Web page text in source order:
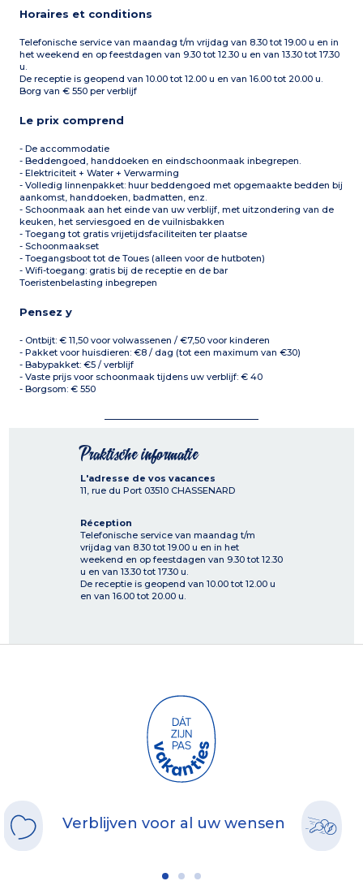
aankomst)
- 1 tweepersoonsbed
- 1 slaapbank 140*190
- 1 onderschuifbed 90*190
Sanitaire voorzieningen
(handdoeken aanwezig):
Douche, aparte wc,
wastafel
tuinmeubilair
(bestek, glas, bord, kom,
koekenpan, flesopener),
magnetron, koelkast,
spoelbak, elektrische
kookplaat, tafel
1 slaapkamer (beddengoed
en bedden opgemaakt bij
- 1 tweepersoonsbed
160*190
- 1 onderschuifbed 90*190
Sanitaire voorzieningen
(handdoeken aanwezig):
Douche, aparte wc,
wastafel
Een terras van 8m² met
tuinmeubilair
Horaires et conditions
Telefonische service van maandag t/m vrijdag van 8.30 tot 19.00 u en in
het weekend en op feestdagen van 9.30 tot 12.30 u en van 13.30 tot 17.30
u.
De receptie is geopend van 10.00 tot 12.00 u en van 16.00 tot 20.00 u.
Borg van € 550 per verblijf
Le prix comprend
- De accommodatie
- Beddengoed, handdoeken en eindschoonmaak inbegrepen.
- Elektriciteit + Water + Verwarming
- Volledig linnenpakket: huur beddengoed met opgemaakte bedden bij
aankomst, handdoeken, badmatten, enz.
- Schoonmaak aan het einde van uw verblijf, met uitzondering van de
keuken, het serviesgoed en de vuilnisbakken
- Toegang tot gratis vrijetijdsfaciliteiten ter plaatse
- Schoonmaakset
- Toegangsboot tot de Toues (alleen voor de hutboten)
- Wifi-toegang: gratis bij de receptie en de bar
Toeristenbelasting inbegrepen
Pensez y
- Ontbijt: € 11,50 voor volwassenen / €7,50 voor kinderen
- Pakket voor huisdieren: €8 / dag (tot een maximum van €30)
- Babypakket: €5 / verblijf
- Vaste prijs voor schoonmaak tijdens uw verblijf: € 40
- Borgsom: € 550
Praktische informatie
L'adresse de vos vacances
11, rue du Port 03510 CHASSENARD
Réception
Telefonische service van maandag t/m
vrijdag van 8.30 tot 19.00 u en in het
weekend en op feestdagen van 9.30 tot 12.30
u en van 13.30 tot 17.30 u.
De receptie is geopend van 10.00 tot 12.00 u
en van 16.00 tot 20.00 u.
Verblijven voor al uw wensen